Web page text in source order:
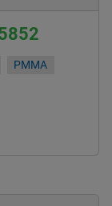
PMMA